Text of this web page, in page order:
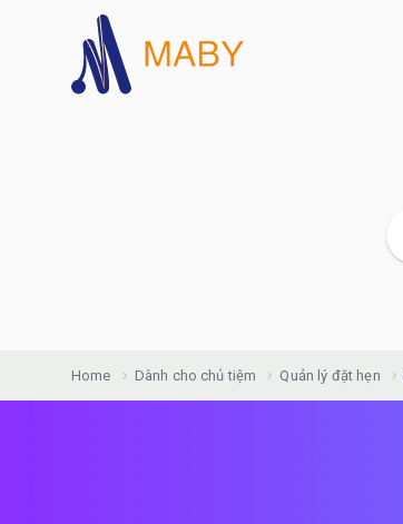
Home Dành cho chủ tiệm Quản lý đặt hẹn